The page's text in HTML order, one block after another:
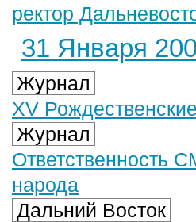
ректор
31 Января
Журнал
XV
Журнал
Ответственность
народа
Дальний Восток